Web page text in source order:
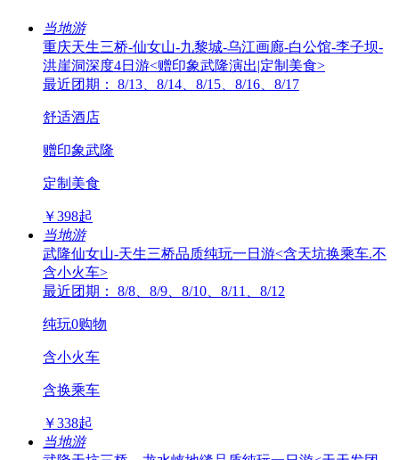
当地游
重庆天生三桥-仙女山-九黎城-乌江画廊-白公馆-李子坝-
洪崖洞深度4日游<赠印象武隆演出|定制美食>
最近团期： 8/13、8/14、8/15、8/16、8/17
舒适酒店
赠印象武隆
定制美食
￥398起
当地游
武隆仙女山-天生三桥品质纯玩一日游<含天坑换乘车.不
含小火车>
最近团期： 8/8、8/9、8/10、8/11、8/12
纯玩0购物
含小火车
含换乘车
￥338起
当地游